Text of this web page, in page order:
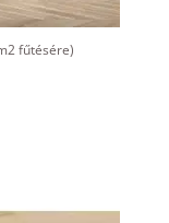
fűtésére)